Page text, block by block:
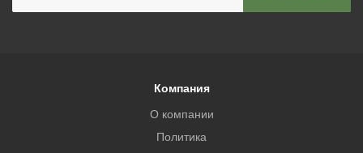
Компания
О компании
Политика